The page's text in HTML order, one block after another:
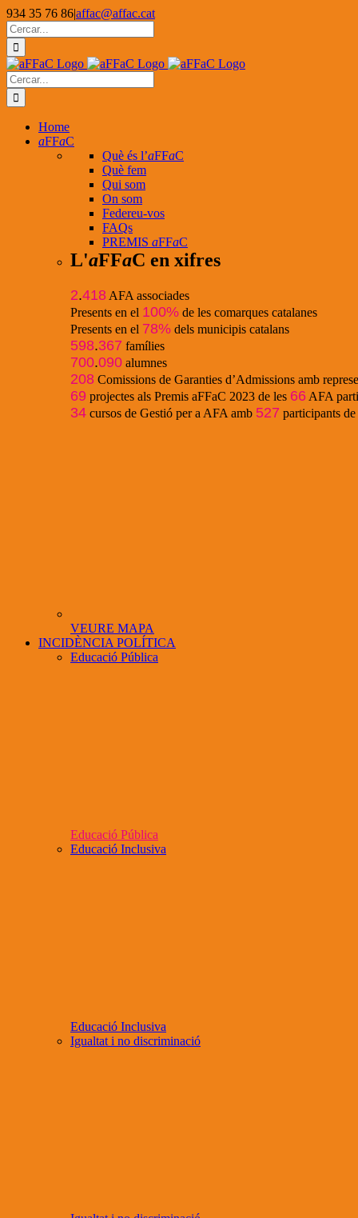
Skip
to
content
934 35 76 86|affac@affac.cat
Facebook
X
YouTube
Cerca
…
Cerca
…
Home
aFFaC
Què és l’aFFaC
Què fem
Qui som
On som
Federeu-vos
FAQs
PREMIS aFFaC
L'aFFaC en xifres
2.418 AFA associades
Presents en el 100% de les comarques catalanes
Presents en el 78% dels municipis catalans
598.367 famílies
700.090 alumnes
208 Comissions de Garanties d’Admissions amb
69 projectes als Premis aFFaC 2023 de les 66 AFA
34 cursos de Gestió per a AFA amb 527 participants de
VEURE MAPA
INCIDÈNCIA POLÍTICA
Educació Pública
Educació Pública
Educació Inclusiva
Educació Inclusiva
Igualtat i no discriminació